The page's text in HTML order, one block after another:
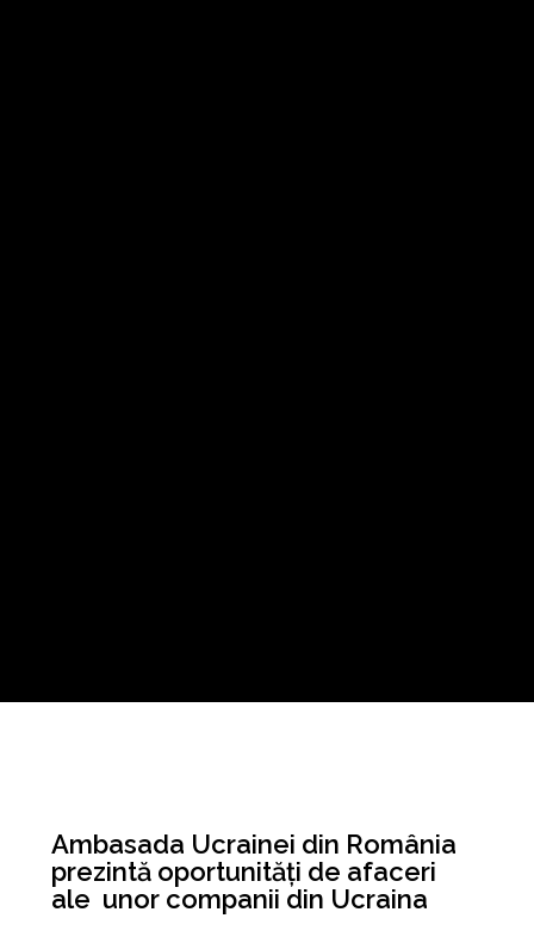
Ambasada Ucrainei din România
prezintă oportunități de afaceri
ale unor companii din Ucraina